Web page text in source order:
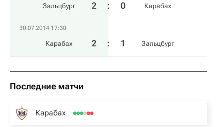
Зальцбург 2 : 0 Карабах
30.07.2014 17:30
Карабах 2 : 1 Зальцбург
Последние матчи
Карабах